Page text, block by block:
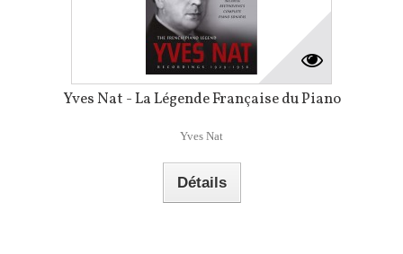
Yves Nat - La Légende Française du Piano
Yves Nat
Détails